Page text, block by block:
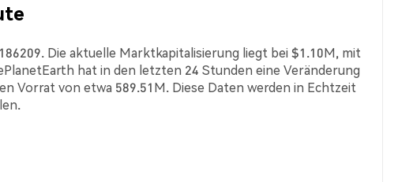
Die aktuelle Marktkapitalisierung liegt bei $1.10M, mit
hat in den letzten 24 Stunden eine Veränderung
Vorrat von etwa 589.51M. Diese Daten werden in Echtzeit